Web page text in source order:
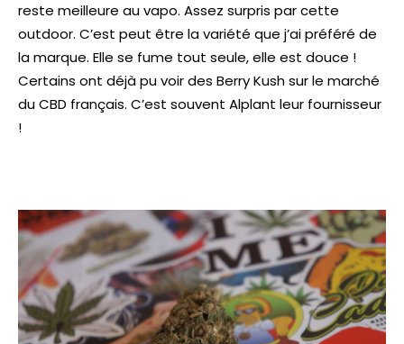
reste meilleure au vapo. Assez surpris par cette
outdoor. C’est peut être la variété que j’ai préféré de
la marque. Elle se fume tout seule, elle est douce !
Certains ont déjà pu voir des Berry Kush sur le marché
du CBD français. C’est souvent Alplant leur fournisseur
!